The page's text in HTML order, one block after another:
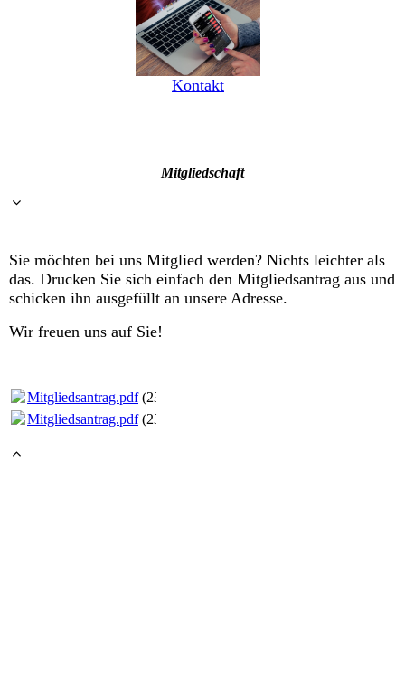
Kontakt
Mitgliedschaft
Sie möchten bei uns Mitglied werden? Nichts leichter als
das. Drucken Sie sich einfach den Mitgliedsantrag aus und
schicken ihn ausgefüllt an unsere Adresse.
Wir freuen uns auf Sie!
Mitgliedsantrag.pdf(236.92KB)
Mitgliedsantrag.pdf(236.92KB)